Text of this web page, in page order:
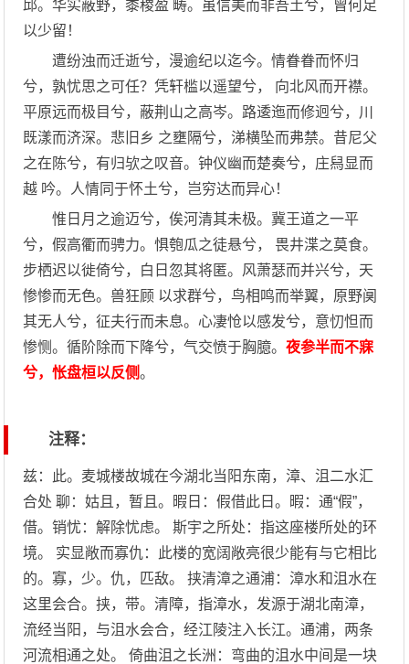
邱。华实蔽野，黍稷盈 畴。虽信美而非吾土兮，曾何足
以少留！
遭纷浊而迁逝兮，漫逾纪以迄今。情眷眷而怀归
兮，孰忧思之可任？凭轩槛以遥望兮， 向北风而开襟。
平原远而极目兮，蔽荆山之高岑。路逶迤而修迥兮，川
既漾而济深。悲旧乡 之壅隔兮，涕横坠而弗禁。昔尼父
之在陈兮，有归欤之叹音。钟仪幽而楚奏兮，庄舄显而
越 吟。人情同于怀土兮，岂穷达而异心！
惟日月之逾迈兮，俟河清其未极。冀王道之一平
兮，假高衢而骋力。惧匏瓜之徒悬兮， 畏井渫之莫食。
步栖迟以徙倚兮，白日忽其将匿。风萧瑟而并兴兮，天
惨惨而无色。兽狂顾 以求群兮，鸟相鸣而举翼，原野阒
其无人兮，征夫行而未息。心凄怆以感发兮，意忉怛而
惨恻。循阶除而下降兮，气交愤于胸臆。夜参半而不寐
兮，怅盘桓以反侧。
注释：
兹：此。麦城楼故城在今湖北当阳东南，漳、沮二水汇
合处 聊：姑且，暂且。暇日：假借此日。暇：通“假”，
借。销忧：解除忧虑。 斯宇之所处：指这座楼所处的环
境。 实显敞而寡仇：此楼的宽阔敞亮很少能有与它相比
的。寡，少。仇，匹敌。 挟清漳之通浦：漳水和沮水在
这里会合。挟，带。清障，指漳水，发源于湖北南漳，
流经当阳，与沮水会合，经江陵注入长江。通浦，两条
河流相通之处。 倚曲沮之长洲：弯曲的沮水中间是一块